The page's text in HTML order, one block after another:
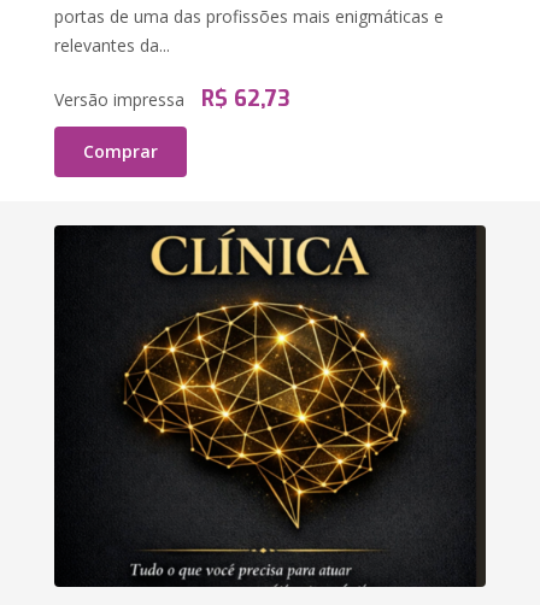
portas de uma das profissões mais enigmáticas e
relevantes da...
Versão impressa R$ 62,73
Comprar